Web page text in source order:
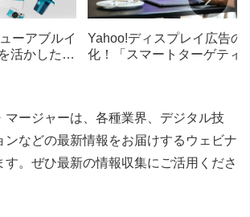
ーアブルイ
活かした動
Yahoo!ディスプレイ広告の
化！「スマートターゲティ
マージャーは、各種業界、デジタル技
ンなどの最新情報をお届けするウェビナ
す。ぜひ最新の情報収集にご活用くださ